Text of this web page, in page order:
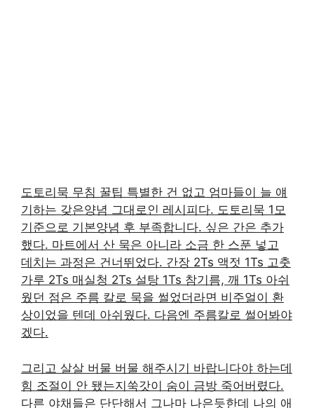
도토리묵 무침 꿀팁 특별한 건 없고 엄마들이 늘 얘
기하는 갖은양념 그대로인 레시피다. 도토리묵 1모
기준으로 기본양념 후 부족합니다. 싶은 간은 추가
했다. 마트에서 산 묵은 아니라 소금 한 스푼 넣고
데치는 과정은 건너뛰었다. 간장 2Ts 액젓 1Ts 고춧
가루 2Ts 매실청 2Ts 설탕 1Ts 참기름, 깨 1Ts 아쉬
웠던 점은 주름 칼로 묵을 썰었더라면 비주얼이 환
상이었을 텐데 아쉬웠다. 다음엔 주름칼로 썰어봐야
겠다.
그리고 살살 버물 버물 해주시기 바랍니다야 하는데
힘 조절이 안 됐는지쑥갓이 숨이 금방 죽어버렸다.
다른 야채들은 단단해서 그나마 나은듯한데 나의 애